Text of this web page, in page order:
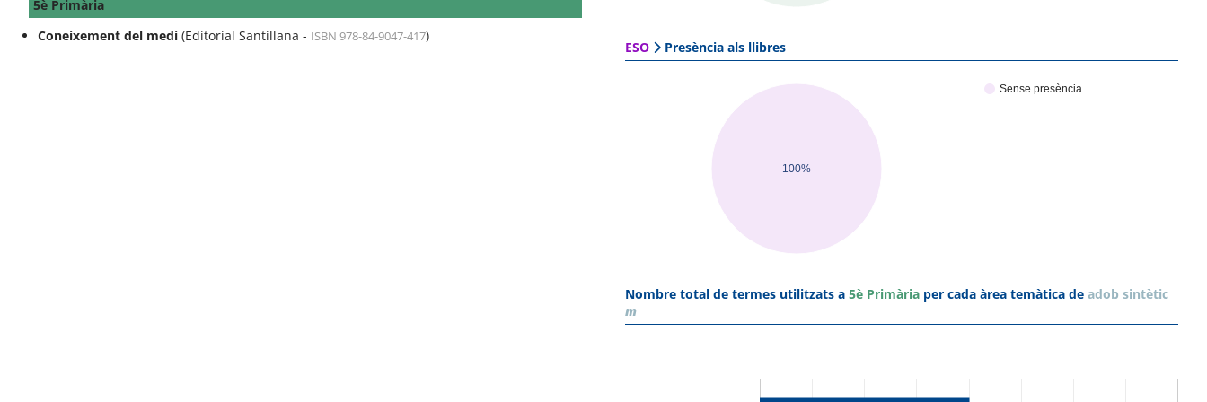
5è Primària
Coneixement del medi (Editorial Santillana - ISBN 978-84-9047-417)
ESO Presència als llibres
Sense presència
100%
Nombre total de termes utilitzats a 5è Primària per cada àrea temàtica de adob sintètic
m